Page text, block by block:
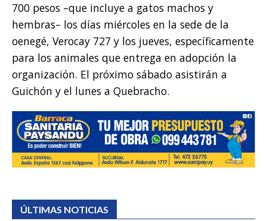
700 pesos –que incluye a gatos machos y
hembras– los días miércoles en la sede de la
oenegé, Verocay 727 y los jueves, específicamente
para los animales que entrega en adopción la
organización. El próximo sábado asistirán a
Guichón y el lunes a Quebracho.
ÚLTIMAS NOTICIAS